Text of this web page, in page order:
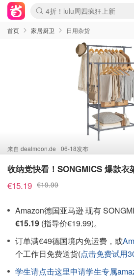
Boticinal 夏促开抢！
4折！lulu周四疯狂上新
还没结束！&OtherStories大促
Joybuy变相75折 随时失效
速领！Stanley独家85折
疑似霸哥！Camper额外叠85
Zalando 奥莱闪促！每日更新
Moncler反季囤！5折起+叠9折
Coach Brooklyn仅€192
首页 家居厨卫 日用杂货
来自 dealmoon.de 06-18发布
收纳党快看！SONGMICS 爆款衣
€15.19 €19.99
Amazon德国亚马逊 现有
€15.19 (指导价€19.99)。
订单满€49德国境内免运费，或
个工作日免费送货(点击免费试用
学生请点击这里申请学生专属